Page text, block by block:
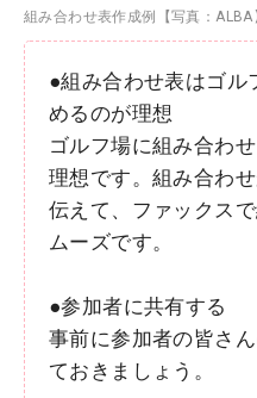
組み合わせ表作成例【写真：ALBA
●組み合わせ表はゴル
めるのが理想
ゴルフ場に組み合わ
理想です。組み合わ
伝えて、ファックス
ムーズです。
●参加者に共有する
事前に参加者の皆さ
ておきましょう。